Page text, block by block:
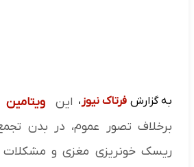
به گزارش فرتاک نیوز ، این ویتامین
برخلاف تصور عموم، در بدن
ریسک خونریزی مغزی و مشکلات